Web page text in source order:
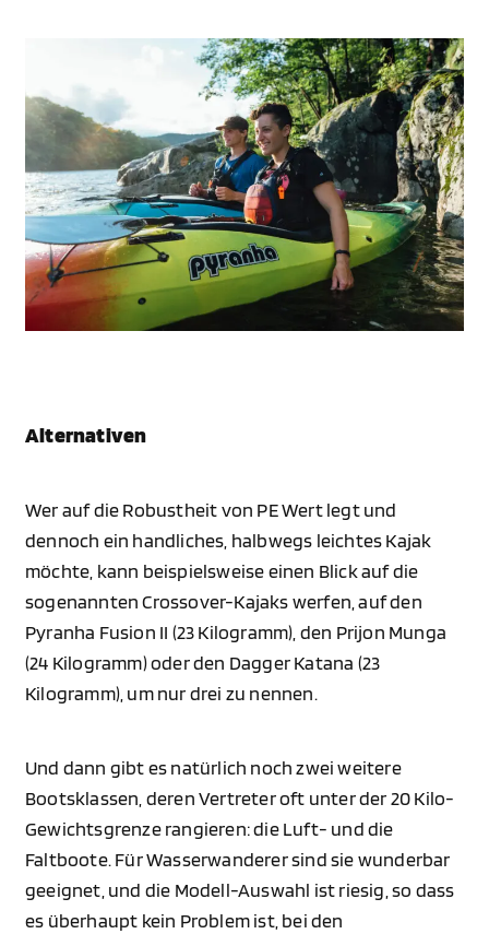
Alternativen
Wer auf die Robustheit von PE Wert legt und
dennoch ein handliches, halbwegs leichtes Kajak
möchte, kann beispielsweise einen Blick auf die
sogenannten Crossover-Kajaks werfen, auf den
Pyranha Fusion II (23 Kilogramm), den Prijon Munga
(24 Kilogramm) oder den Dagger Katana (23
Kilogramm), um nur drei zu nennen.
Und dann gibt es natürlich noch zwei weitere
Bootsklassen, deren Vertreter oft unter der 20 Kilo-
Gewichtsgrenze rangieren: die Luft- und die
Faltboote. Für Wasserwanderer sind sie wunderbar
geeignet, und die Modell-Auswahl ist riesig, so dass
es überhaupt kein Problem ist, bei den